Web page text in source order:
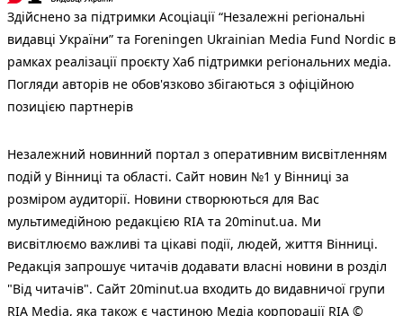
Здійснено за підтримки Асоціації “Незалежні регіональні
видавці України” та Foreningen Ukrainian Media Fund Nordic в
рамках реалізації проєкту Хаб підтримки регіональних медіа.
Погляди авторів не обов'язково збігаються з офіційною
позицією партнерів
Незалежний новинний портал з оперативним висвітленням
подій у Вінниці та області. Сайт новин №1 у Вінниці за
розміром аудиторії. Новини створюються для Вас
мультимедійною редакцією RIA та 20minut.ua. Ми
висвітлюємо важливі та цікаві події, людей, життя Вінниці.
Редакція запрошує читачів додавати власні новини в розділ
"Від читачів". Сайт 20minut.ua входить до видавничої групи
RIA Media, яка також є частиною Медіа корпорації RIA ©